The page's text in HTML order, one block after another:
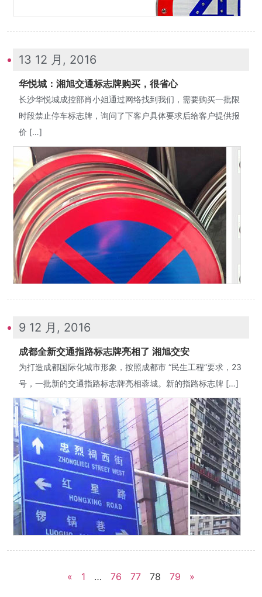
13 12 月, 2016
华悦城：湘旭交通标志牌购买，很省心
长沙华悦城成控部肖小姐通过网络找到我们，需要购买一批限
时段禁止停车标志牌，询问了下客户具体要求后给客户提供报
价 […]
9 12 月, 2016
成都全新交通指路标志牌亮相了 湘旭交安
为打造成都国际化城市形象，按照成都市 “民生工程”要求，23
号，一批新的交通指路标志牌亮相蓉城。新的指路标志牌 […]
« 1 … 76 77 78 79 »